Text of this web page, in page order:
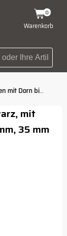
Warenkorb
0
oder
Kantenschutzecken mit Dorn bis 22 mm Bandbreite
mit
35 mm